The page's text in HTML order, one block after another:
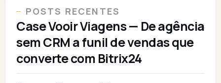
POSTS RECENTES
Case Vooir Viagens — De agência
sem CRM a funil de vendas que
converte com Bitrix24